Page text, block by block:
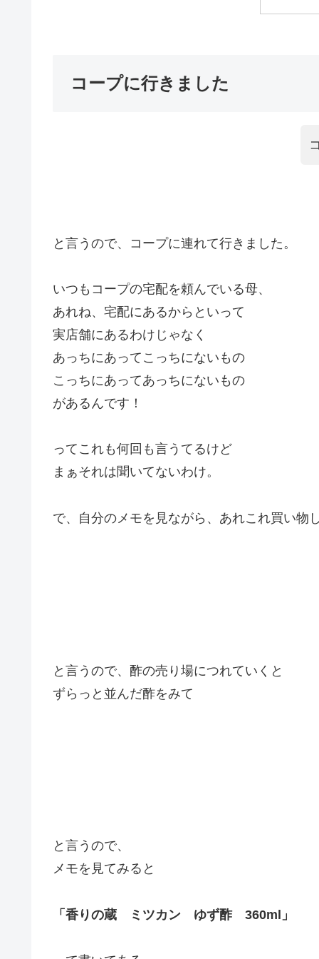
コープに行きました
と言うので、コープに連れて行きました。
いつもコープの宅配を頼んでいる母、
あれね、宅配にあるからといって
実店舗にあるわけじゃなく
あっちにあってこっちにないもの
こっちにあってあっちにないもの
があるんです！
ってこれも何回も言うてるけど
まぁそれは聞いてないわけ。
で、自分のメモを見ながら、あれこれ買い物
と言うので、酢の売り場につれていくと
ずらっと並んだ酢をみて
と言うので、
メモを見てみると
「香りの蔵 ミツカン ゆず酢 360ml」